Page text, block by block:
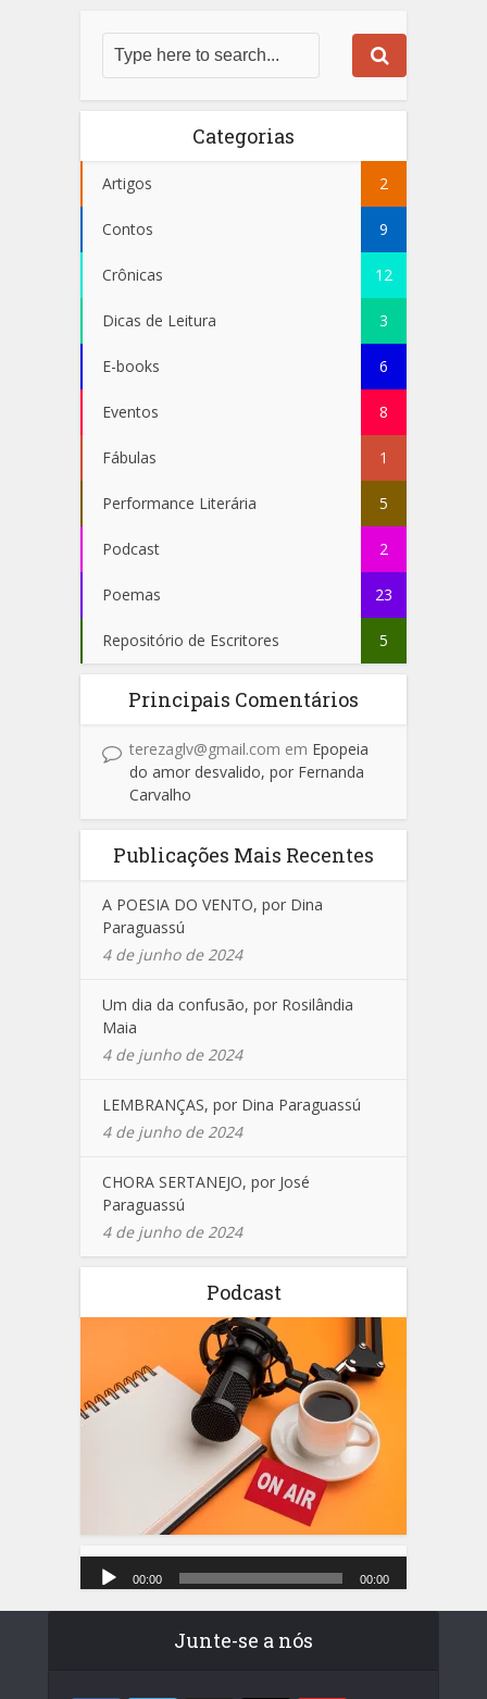
Categorias
Artigos 2
Contos 9
Crônicas 12
Dicas de Leitura 3
E-books 6
Eventos 8
Fábulas 1
Performance Literária 5
Podcast 2
Poemas 23
Repositório de Escritores 5
Principais Comentários
terezaglv@gmail.com em Epopeia
do amor desvalido, por Fernanda
Carvalho
Publicações Mais Recentes
A POESIA DO VENTO, por Dina
Paraguassú
4 de junho de 2024
Um dia da confusão, por Rosilândia
Maia
4 de junho de 2024
LEMBRANÇAS, por Dina Paraguassú
4 de junho de 2024
CHORA SERTANEJO, por José
Paraguassú
4 de junho de 2024
Podcast
Tocador
00:00 00:00
Junte-se a nós